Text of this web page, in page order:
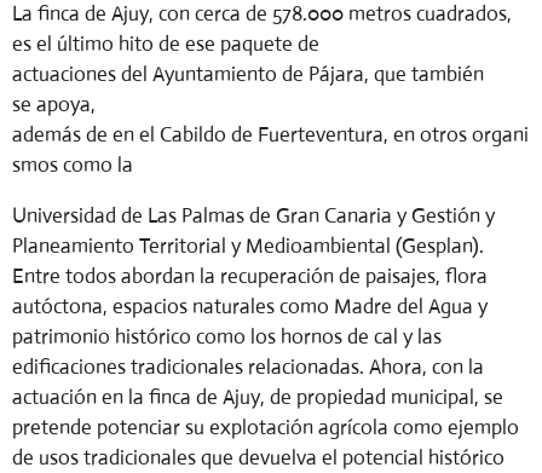
La finca de Ajuy, con cerca de 578.000 metros cuadrados,
es el último hito de ese paquete de
actuacionesdel Ayuntamiento de Pájara, que también
se apoya,
ademásde enel Cabildo de Fuerteventura, enotrosorgani
smoscomo la
Universidad de Las Palmas de Gran Canaria y Gestión y
Planeamiento Territorial y Medioambiental (Gesplan).
Entre todos abordan la recuperación de paisajes, flora
autóctona, espacios naturales como Madre del Agua y
patrimonio histórico como los hornos de cal y las
edificaciones tradicionales relacionadas. Ahora, con la
actuación en la finca de Ajuy, de propiedad municipal, se
pretende potenciar su explotación agrícola como ejemplo
de usos tradicionales que devuelva el potencial histórico